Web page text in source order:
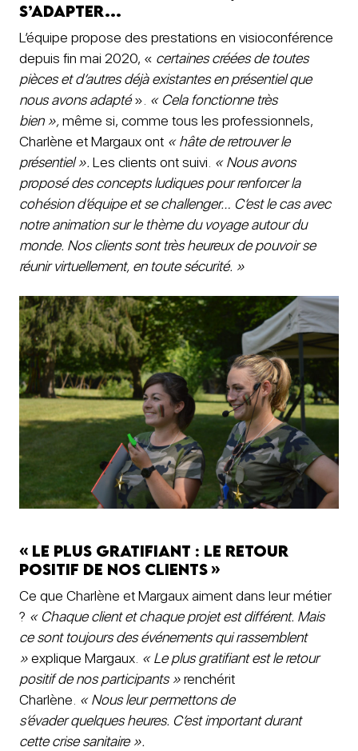
s’adapter…
L’équipe propose des prestations en visioconférence
depuis fin mai 2020, « certaines créées de toutes
pièces et d’autres déjà existantes en présentiel que
nous avons adapté». « Cela fonctionne très
bien »,même si, comme tous les professionnels,
Charlène et Margaux ont « hâte de retrouver le
présentiel ». Les clients ont suivi. « Nous avons
proposé des concepts ludiques pour renforcer la
cohésion d’équipe et se challenger… C’est le cas avec
notre animation sur le thème du voyage autour du
monde. Nos clients sont très heureux de pouvoir se
réunir virtuellement, en toute sécurité. »
« Le plus gratifiant : le retour
positif de nos clients »
Ce que Charlène et Margaux aiment dans leur métier
? « Chaque client et chaque projet est différent. Mais
ce sont toujours des événements qui rassemblent
»explique Margaux. « Le plus gratifiant est le retour
positif de nos participants »renchérit
Charlène. « Nous leur permettons de
s’évader quelques heures. C’est important durant
cette crise sanitaire ».